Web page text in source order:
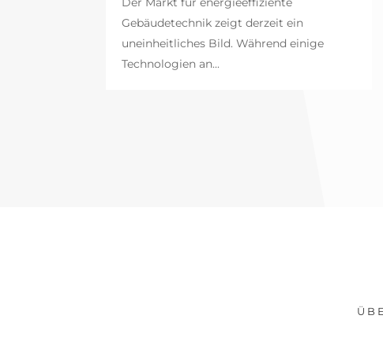
Gebäudetechnik zeigt derzeit ein
uneinheitliches Bild. Während einige
Technologien an...